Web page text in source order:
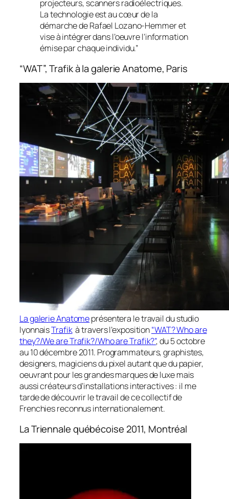
projecteurs, scanners radioélectriques.
La technologie est au cœur de la
démarche de Rafael Lozano-Hemmer et
vise à intégrer dans l’oeuvre l’information
émise par chaque individu.”
“WAT”, Trafik à la galerie Anatome, Paris
La galerie Anatomeprésentera le travail du studio
lyonnaisTrafikà travers l’exposition“WAT? Who are
they?/We are Trafik?/Who are Trafik?”, du 5 octobre
au 10 décembre 2011. Programmateurs, graphistes,
designers, magiciens du pixel autant que du papier,
oeuvrant pour les grandes marques de luxe mais
aussi créateurs d’installations interactives : il me
tarde de découvrir le travail de ce collectif de
Frenchies reconnus internationalement.
La Triennale québécoise 2011, Montréal